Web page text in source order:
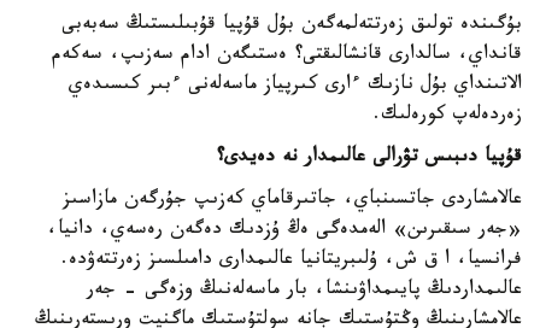
بۇگىندە تولىق زەرتتەلمەگەن بۇل قۇپيا قۇبىلىستىڭ سەبەبى
قانداي، سالدارى قانشالىقتى؟ ەستىگەن ادام سەزىپ، سەكەم
الاتىنداي بۇل نازىك ءارى كىرپياز ماسەلەنى ءبىر كىسىدەي
زەردەلەپ كورەلىك.
قۇپيا دىبىس تۋرالى عالىمدار نە دەيدى؟
عالامشاردى جاتسىنباي، جاتىرقاماي كەزىپ جۇرگەن مازاسىز
«جەر سىقىرىن» الەمدەگى ەڭ ۇزدىك دەگەن رەسەي، دانيا،
فرانسيا، ا ق ش، ۇلىبريتانيا عالىمدارى دامىلسىز زەرتتەۋدە.
عالىمداردىڭ پايىمداۋىنشا، بار ماسەلەنىڭ وزەگى - جەر
عالامشارىنىڭ وڭتۇستىك جانە سولتۇستىك ماگنيت ورىستەرىنىڭ